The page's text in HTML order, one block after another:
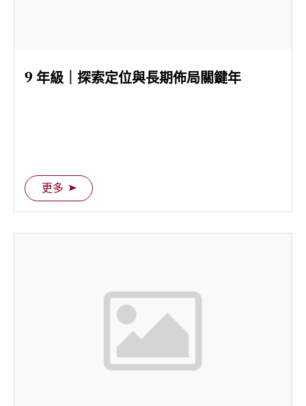
9 年級｜探索定位與長期佈局關鍵年
更多